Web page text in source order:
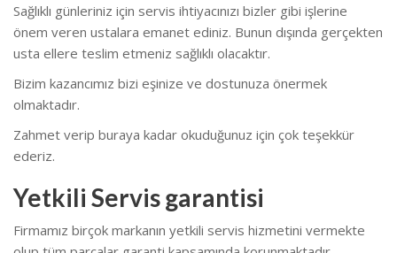
Sağlıklı günleriniz için servis ihtiyacınızı bizler gibi işlerine
önem veren ustalara emanet ediniz. Bunun dışında gerçekten
usta ellere teslim etmeniz sağlıklı olacaktır.
Bizim kazancımız bizi eşinize ve dostunuza önermek
olmaktadır.
Zahmet verip buraya kadar okuduğunuz için çok teşekkür
ederiz.
Yetkili Servis garantisi
Firmamız birçok markanın yetkili servis hizmetini vermekte